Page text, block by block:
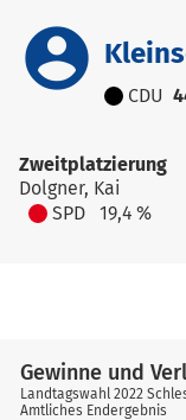
account_circle CDU
Zweitplatzierung
Dolgner, Kai
SPD
19,4 %
Gewinne und
Landtagswahl 2022
Amtliches Endergebnis